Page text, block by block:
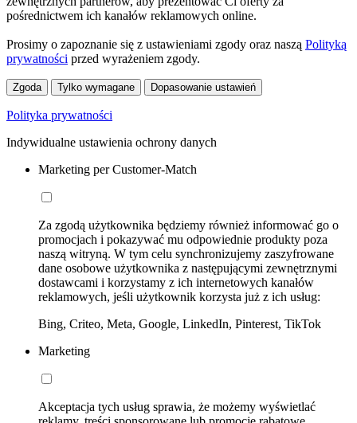
pośrednictwem ich kanałów reklamowych online.
Prosimy o zapoznanie się z ustawieniami zgody oraz naszą Polityką
prywatności przed wyrażeniem zgody.
Zgoda Tylko wymagane Dopasowanie ustawień
Polityka prywatności
Indywidualne ustawienia ochrony danych
Marketing per Customer-Match
Za zgodą użytkownika będziemy również informować go o
promocjach i pokazywać mu odpowiednie produkty poza
naszą witryną. W tym celu synchronizujemy zaszyfrowane
dane osobowe użytkownika z następującymi zewnętrznymi
dostawcami i korzystamy z ich internetowych kanałów
reklamowych, jeśli użytkownik korzysta już z ich usług:
Bing, Criteo, Meta, Google, LinkedIn, Pinterest, TikTok
Marketing
Akceptacja tych usług sprawia, że możemy wyświetlać